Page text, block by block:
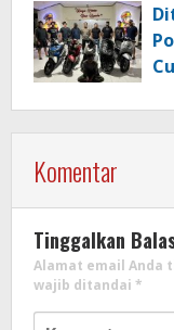
Komentar
Tinggalkan
Alamat email Anda
wajib ditandai *